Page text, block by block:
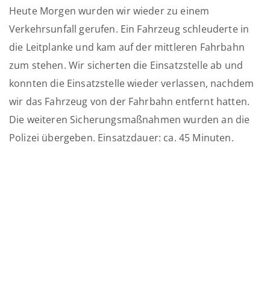
Heute Morgen wurden wir wieder zu einem
Verkehrsunfall gerufen. Ein Fahrzeug schleuderte in
die Leitplanke und kam auf der mittleren Fahrbahn
zum stehen. Wir sicherten die Einsatzstelle ab und
konnten die Einsatzstelle wieder verlassen, nachdem
wir das Fahrzeug von der Fahrbahn entfernt hatten.
Die weiteren Sicherungsmaßnahmen wurden an die
Polizei übergeben. Einsatzdauer: ca. 45 Minuten.